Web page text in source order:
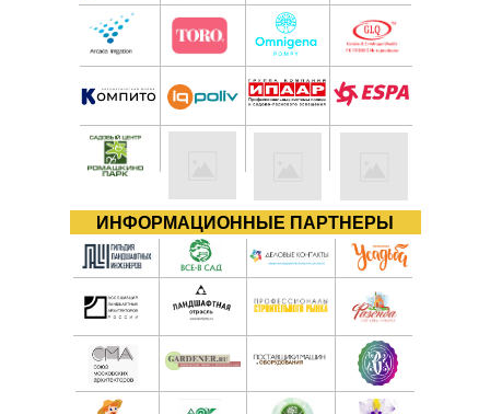
ИНФОРМАЦИОННЫЕ ПАРТНЕРЫ